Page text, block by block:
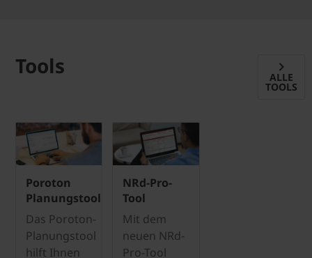
Tools ALLE
TOOLS
Poroton
Planungstool
Das Poroton-
Planungstool
hilft Ihnen
NRd-Pro-
Tool
Mit dem
neuen NRd-
Pro-Tool